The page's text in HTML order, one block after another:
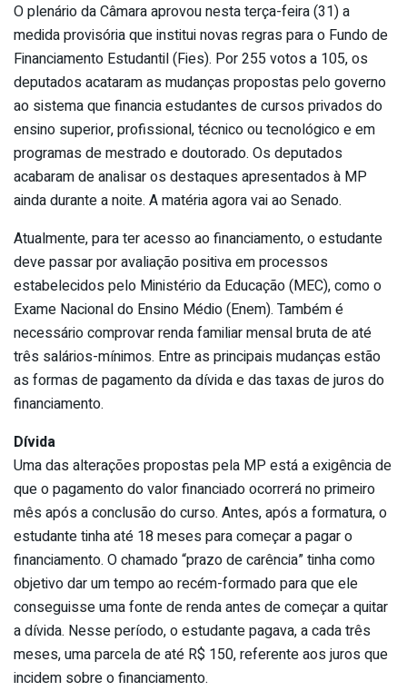
O plenário da Câmara aprovou nesta terça-feira (31) a
medida provisória que institui novas regras para o Fundo de
Financiamento Estudantil (Fies). Por 255 votos a 105, os
deputados acataram as mudanças propostas pelo governo
ao sistema que financia estudantes de cursos privados do
ensino superior, profissional, técnico ou tecnológico e em
programas de mestrado e doutorado. Os deputados
acabaram de analisar os destaques apresentados à MP
ainda durante a noite. A matéria agora vai ao Senado.
Atualmente, para ter acesso ao financiamento, o estudante
deve passar por avaliação positiva em processos
estabelecidos pelo Ministério da Educação (MEC), como o
Exame Nacional do Ensino Médio (Enem). Também é
necessário comprovar renda familiar mensal bruta de até
três salários-mínimos. Entre as principais mudanças estão
as formas de pagamento da dívida e das taxas de juros do
financiamento.
Dívida
Uma das alterações propostas pela MP está a exigência de
que o pagamento do valor financiado ocorrerá no primeiro
mês após a conclusão do curso. Antes, após a formatura, o
estudante tinha até 18 meses para começar a pagar o
financiamento. O chamado “prazo de carência” tinha como
objetivo dar um tempo ao recém-formado para que ele
conseguisse uma fonte de renda antes de começar a quitar
a dívida. Nesse período, o estudante pagava, a cada três
meses, uma parcela de até R$ 150, referente aos juros que
incidem sobre o financiamento.